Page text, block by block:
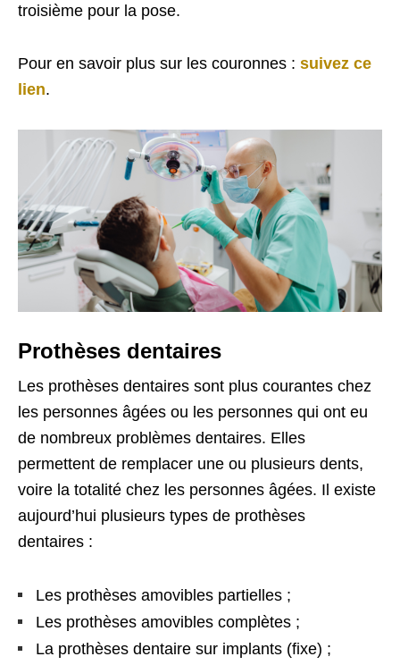
troisième pour la pose.
Pour en savoir plus sur les couronnes : suivez ce
lien.
Prothèses dentaires
Les prothèses dentaires sont plus courantes chez
les personnes âgées ou les personnes qui ont eu
de nombreux problèmes dentaires. Elles
permettent de remplacer une ou plusieurs dents,
voire la totalité chez les personnes âgées. Il existe
aujourd’hui plusieurs types de prothèses
dentaires :
Les prothèses amovibles partielles ;
Les prothèses amovibles complètes ;
La prothèses dentaire sur implants (fixe) ;